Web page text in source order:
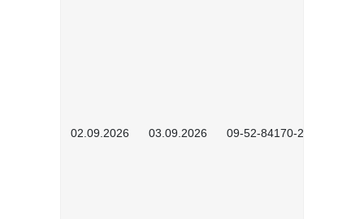
02.09.2026 03.09.2026 09-52-84170-2602